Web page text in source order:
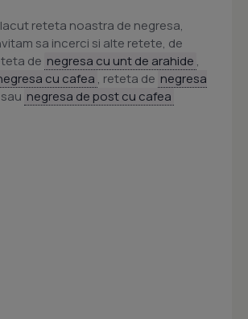
reteta noastra de negresa,
sa incerci si alte retete, de
de negresa cu unt de arahide ,
cu cafea , reteta de negresa
sau negresa de post cu cafea